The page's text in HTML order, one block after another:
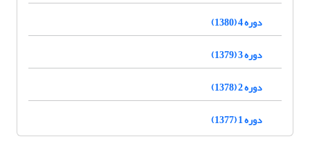
دوره 4 (1380)
دوره 3 (1379)
دوره 2 (1378)
دوره 1 (1377)